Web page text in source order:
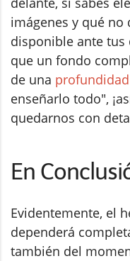
imágenes y qué
disponible ante tus
que un fondo
de una
enseñarlo todo",
quedarnos con
En
Evidentemente, el
dependerá
también del